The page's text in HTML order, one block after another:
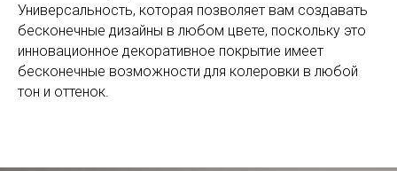
Универсальность, которая позволяет вам создавать
бесконечные дизайны в любом цвете, поскольку это
инновационное декоративное покрытие имеет
бесконечные возможности для колеровки в любой
тон и оттенок.